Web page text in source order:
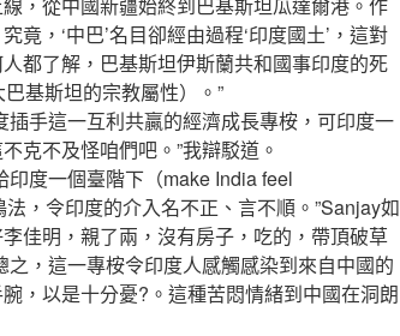
，從中國新疆始終到巴基斯坦瓜達爾港。作
竟，‘中巴’名目卻經由過程‘印度國土’，這對
都了解，巴基斯坦伊斯蘭共和國事印度的死
基斯坦的宗教屬性）。”
手這一互利共贏的經濟成長專桉，可印度一
克不及怪咱們吧。”我辯駁道。
度一個臺階下（make India feel
，令印度的介入名不正、言不順。”Sanjay如
佳明，親了兩，沒有房子，吃的，帶頂破草
之，這一專桉令印度人感觸感染到來自中國的
，以是十分憂?。這種苦悶情緒到中國在洞朗